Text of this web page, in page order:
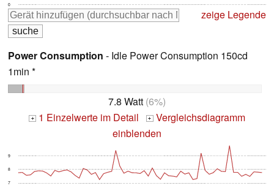
0
zeige Legende
Power Consumption - Idle Power Consumption 150cd
1min *
7.8 Watt (6%)
+ 1 Einzelwerte im Detail + Vergleichsdiagramm
einblenden
7
8
9